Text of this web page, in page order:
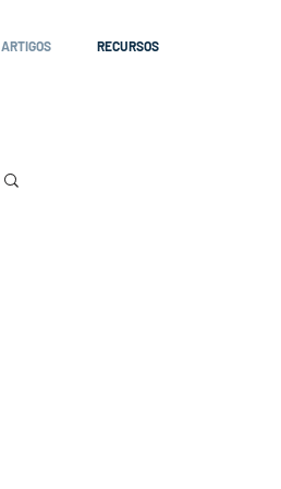
ARTIGOS RECURSOS